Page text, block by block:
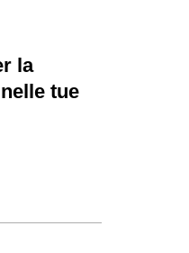
la
tue